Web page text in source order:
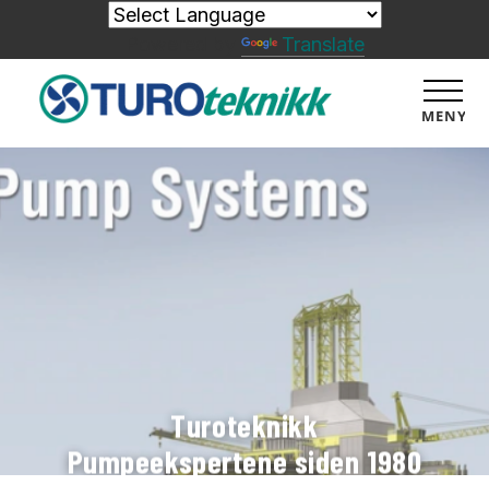
MENY
Turoteknikk
Pumpeekspertene siden 1980
Translate